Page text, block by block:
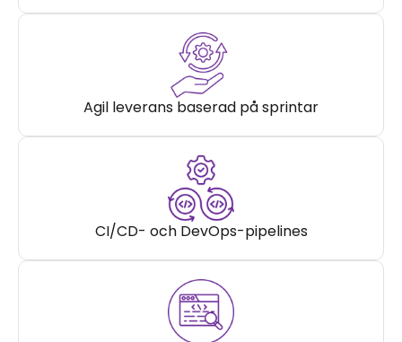
Agil leverans baserad på sprintar
CI/CD- och DevOps-pipelines